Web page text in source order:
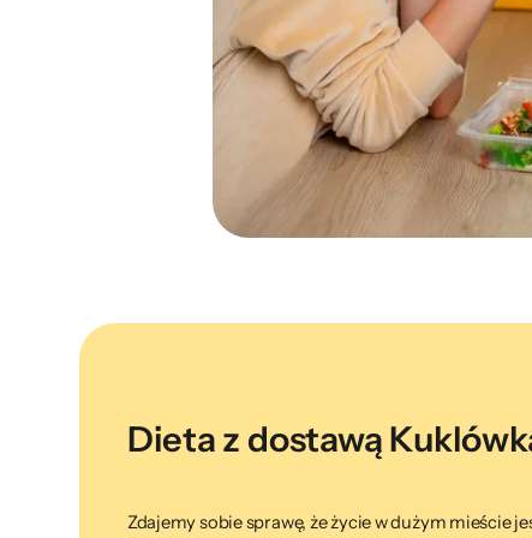
Dieta z dostawą
Zdajemy sobie sprawę, że życie w dużym mieście